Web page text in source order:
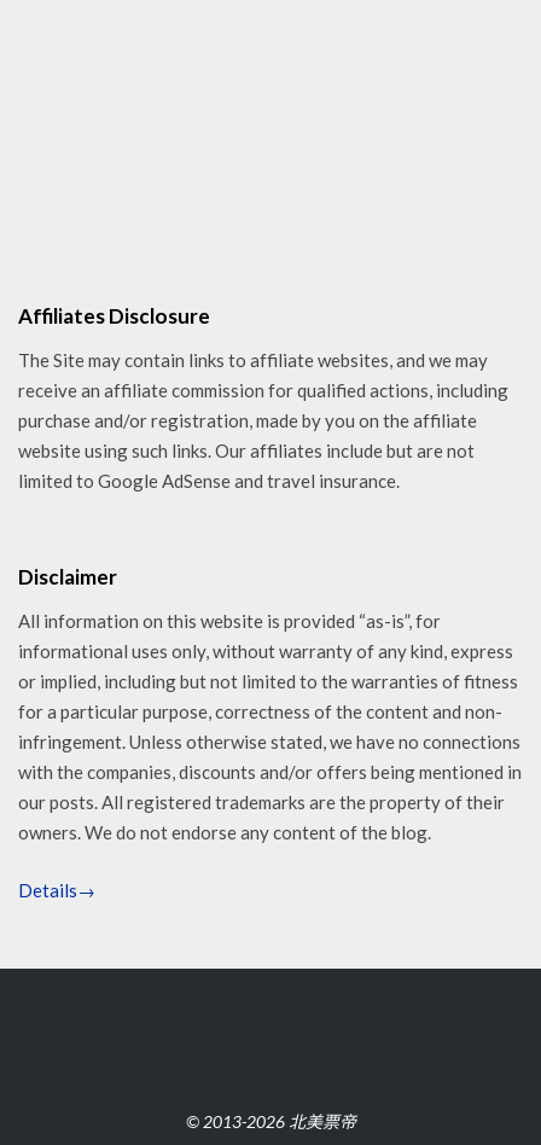
Affiliates Disclosure
The Site may contain links to affiliate websites, and we may
receive an affiliate commission for qualified actions, including
purchase and/or registration, made by you on the affiliate
website using such links. Our affiliates include but are not
limited to Google AdSense and travel insurance.
Disclaimer
All information on this website is provided “as-is”, for
informational uses only, without warranty of any kind, express
or implied, including but not limited to the warranties of fitness
for a particular purpose, correctness of the content and non-
infringement. Unless otherwise stated, we have no connections
with the companies, discounts and/or offers being mentioned in
our posts. All registered trademarks are the property of their
owners. We do not endorse any content of the blog.
Details→
© 2013-2026 北美票帝